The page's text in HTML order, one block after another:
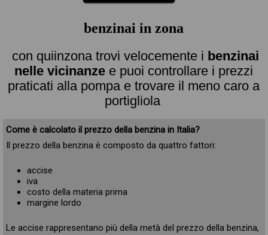
benzinai in zona
con quiinzona trovi velocemente i benzinai
nelle vicinanze e puoi controllare i prezzi
praticati alla pompa e trovare il meno caro a
portigliola
Come è calcolato il prezzo della benzina in Italia?
Il prezzo della benzina è composto da quattro fattori:
accise
iva
costo della materia prima
margine lordo
Le accise rappresentano più della metà del prezzo della benzina,